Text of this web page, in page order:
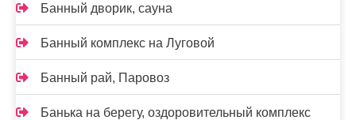
Банный дворик, сауна
Банный комплекс на Луговой
Банный рай, Паровоз
Банька на берегу, оздоровительный комплекс